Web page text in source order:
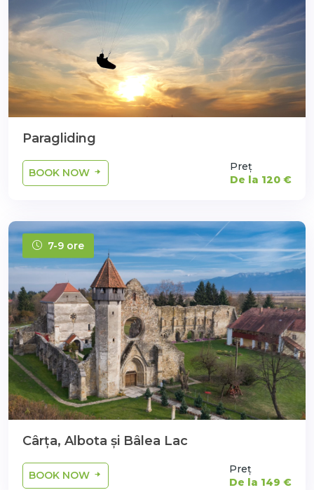
Paragliding
BOOK NOW
Preț
De la 120 €
7-9 ore
Cârța, Albota și Bâlea Lac
BOOK NOW
Preț
De la 149 €